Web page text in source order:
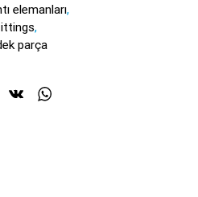
elemanları,
,
parça